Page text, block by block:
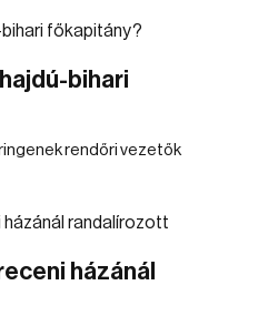
bihari
rendőri vezetők
házánál